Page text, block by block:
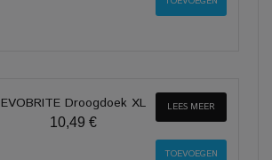
EVOBRITE Droogdoek XL
10,49 €
LEES MEER